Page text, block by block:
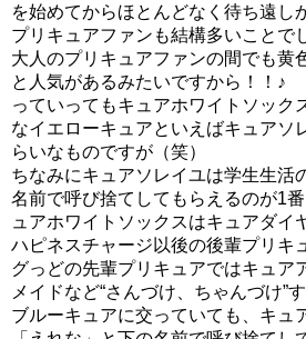
を始めてからほとんどなく待ち遠し
プリキュアファンも結構多いことで
大人のプリキュアファンの間でも黄
と人気があるみたいですから！！♪
っていってもキュアホワイトソック
なイエローキュアといえばキュアソ
らいなものですが（笑）
ちなみにキュアソレイユは学生生活
名前で呼び捨てしてもらえるのが1
ュアホワイトソックスはキュアダイ
ハピネスチャージ以後の後輩プリキ
グっどの先輩プリキュアではキュア
メイドなど“さんづけ、ちゃんづけ”
ブルーキュアに交っていても、キュ